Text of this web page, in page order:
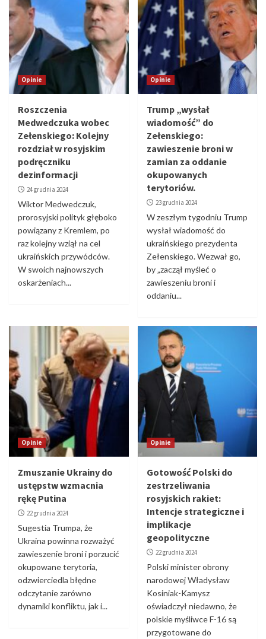
Opinie
Roszczenia
Medwedczuka wobec
Zełenskiego: Kolejny
rozdział w rosyjskim
podręczniku
dezinformacji
24 grudnia 2024
Wiktor Medwedczuk,
prorosyjski polityk głęboko
powiązany z Kremlem, po
raz kolejny wziął na cel
ukraińskich przywódców.
W swoich najnowszych
oskarżeniach...
Opinie
Trump „wysłał
wiadomość” do
Zełenskiego:
zawieszenie broni w
zamian za oddanie
okupowanych
terytoriów.
23 grudnia 2024
W zeszłym tygodniu Trump
wysłał wiadomość do
ukraińskiego prezydenta
Zełenskiego. Wezwał go,
by „zaczął myśleć o
zawieszeniu broni i
oddaniu...
Opinie
Zmuszanie Ukrainy do
ustępstw wzmacnia
rękę Putina
22 grudnia 2024
Sugestia Trumpa, że
Ukraina powinna rozważyć
zawieszenie broni i porzucić
okupowane terytoria,
odzwierciedla błędne
odczytanie zarówno
dynamiki konfliktu, jak i...
Opinie
Gotowość Polski do
zestrzeliwania
rosyjskich rakiet:
Intencje strategiczne i
implikacje
geopolityczne
22 grudnia 2024
Polski minister obrony
narodowej Władysław
Kosiniak-Kamysz
oświadczył niedawno, że
polskie myśliwce F-16 są
przygotowane do